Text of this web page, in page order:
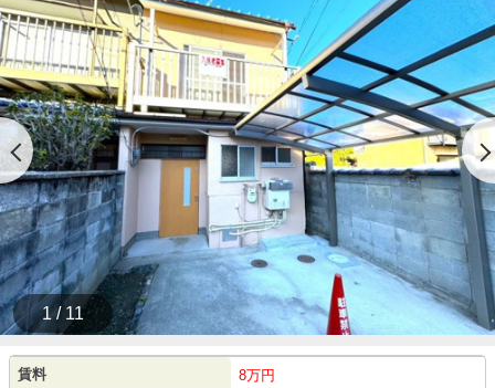
1 / 11
賃料 8万円